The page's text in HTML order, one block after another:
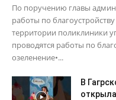
По поручению главы
работы по
территории поликлиники
проводятся работы по
озеленение•...
В